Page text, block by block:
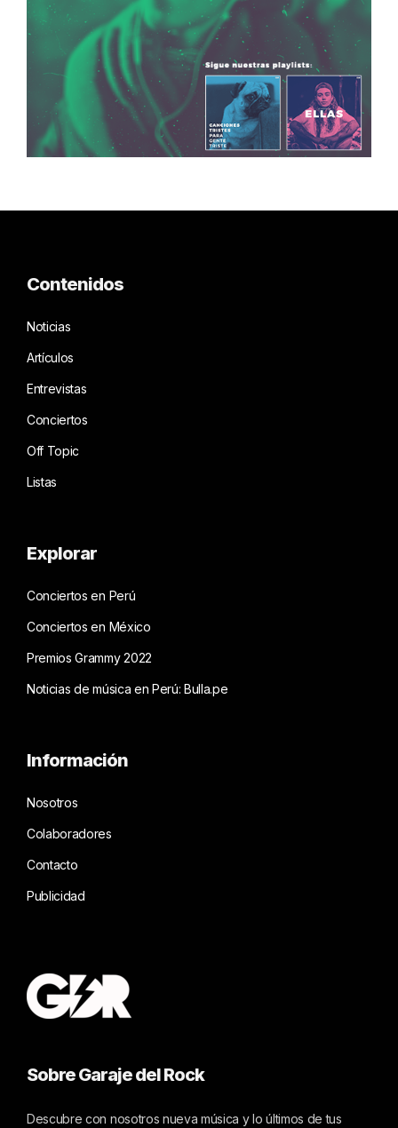
Contenidos
Noticias
Artículos
Entrevistas
Conciertos
Off Topic
Listas
Explorar
Conciertos en Perú
Conciertos en México
Premios Grammy 2022
Noticias de música en Perú: Bulla.pe
Información
Nosotros
Colaboradores
Contacto
Publicidad
Sobre Garaje del Rock
Descubre con nosotros nueva música y lo últimos de tus